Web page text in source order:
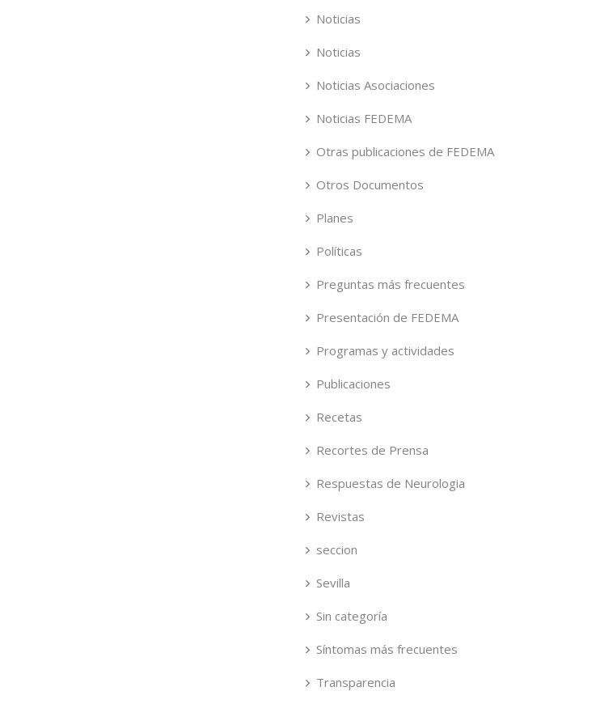
Noticias
Noticias
Noticias Asociaciones
Noticias FEDEMA
Otras publicaciones de FEDEMA
Otros Documentos
Planes
Políticas
Preguntas más frecuentes
Presentación de FEDEMA
Programas y actividades
Publicaciones
Recetas
Recortes de Prensa
Respuestas de Neurologia
Revistas
seccion
Sevilla
Sin categoría
Síntomas más frecuentes
Transparencia